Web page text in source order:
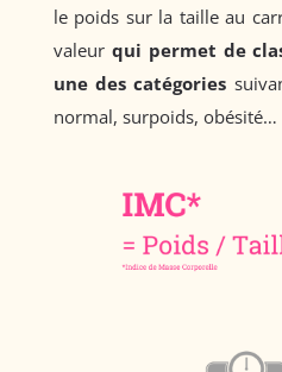
le poids sur la taille au
valeur qui permet de
une des catégories
normal, surpoids, obésité…